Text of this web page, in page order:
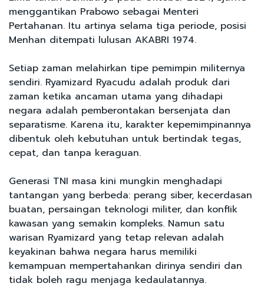
menggantikan Prabowo sebagai Menteri
Pertahanan. Itu artinya selama tiga periode, posisi
Menhan ditempati lulusan AKABRI 1974.
Setiap zaman melahirkan tipe pemimpin militernya
sendiri. Ryamizard Ryacudu adalah produk dari
zaman ketika ancaman utama yang dihadapi
negara adalah pemberontakan bersenjata dan
separatisme. Karena itu, karakter kepemimpinannya
dibentuk oleh kebutuhan untuk bertindak tegas,
cepat, dan tanpa keraguan.
Generasi TNI masa kini mungkin menghadapi
tantangan yang berbeda: perang siber, kecerdasan
buatan, persaingan teknologi militer, dan konflik
kawasan yang semakin kompleks. Namun satu
warisan Ryamizard yang tetap relevan adalah
keyakinan bahwa negara harus memiliki
kemampuan mempertahankan dirinya sendiri dan
tidak boleh ragu menjaga kedaulatannya.